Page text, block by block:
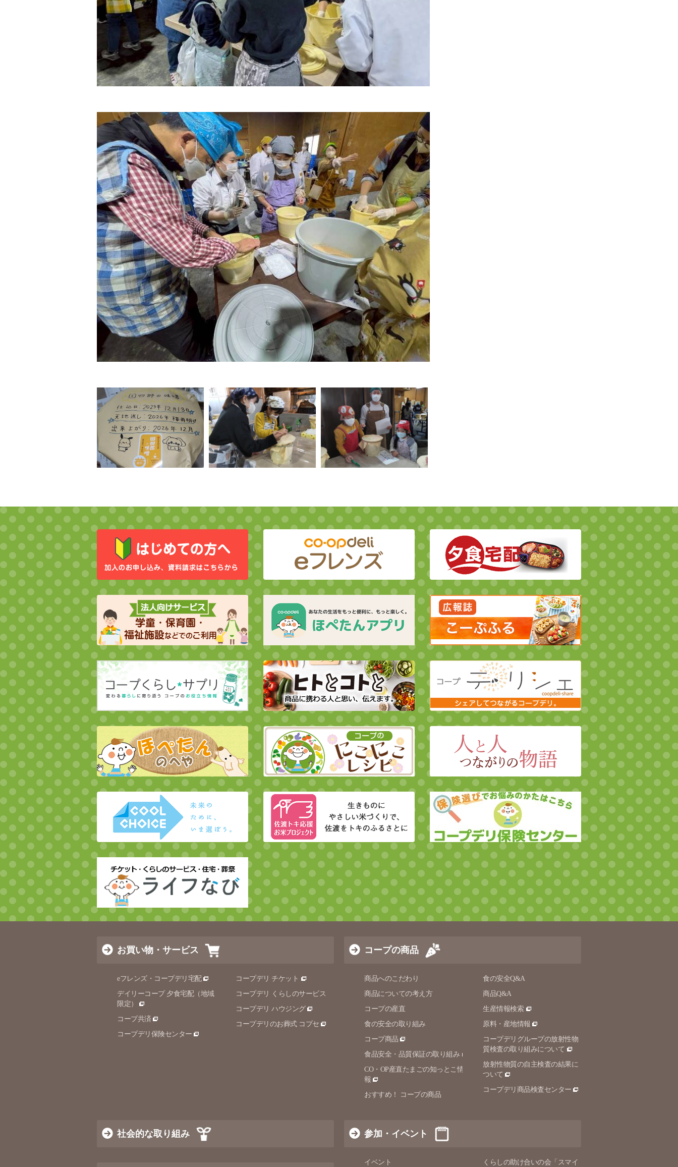
お買い物・サービス
eフレンズ・コープデリ宅配
デイリーコープ 夕食宅配（地域
限定）
コープ共済
コープデリ保険センター
コープデリ チケット
コープデリ くらしのサービス
コープデリ ハウジング
コープデリのお葬式 コプセ
コープの商品
商品へのこだわり
商品についての考え方
コープの産直
食の安全の取り組み
コープ商品
食品安全・品質保証の取り組み
CO・OP産直たまごの知っとこ情
報
おすすめ！ コープの商品
食の安全Q&A
商品Q&A
生産情報検索
原料・産地情報
コープデリグループの放射性物
質検査の取り組みについて
放射性物質の自主検査の結果に
ついて
コープデリ商品検査センター
社会的な取り組み 参加・イベント
イベント くらしの助け合いの会「スマイ